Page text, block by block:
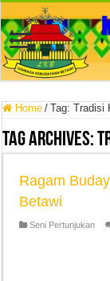
Home / Tag:Tradisi
Tag Archives:
Ragam
Betawi
Seni Pertunjukan